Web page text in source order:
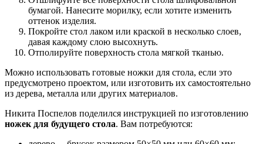
бумагой. Нанесите морилку, если хотите изменить
оттенок изделия.
Покройте стол лаком или краской в несколько слоев,
давая каждому слою высохнуть.
Отполируйте поверхность стола мягкой тканью.
Можно использовать готовые ножки для стола, если это
предусмотрено проектом, или изготовить их самостоятельно
из дерева, металла или других материалов.
Никита Поспелов поделился инструкцией по изготовлению
ножек для будущего стола. Вам потребуются: